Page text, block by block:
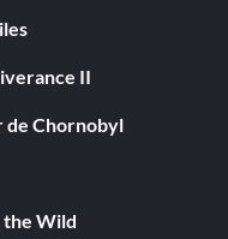
II
de Chornobyl
the Wild